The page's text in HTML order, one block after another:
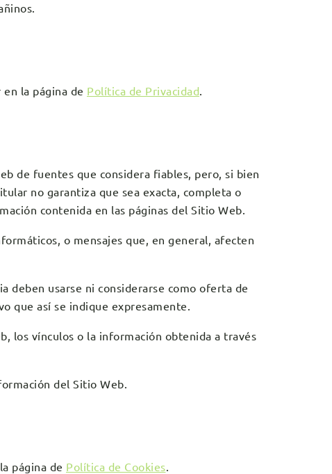
la página de Política de Privacidad.
de fuentes que considera fiables, pero, si bien
no garantiza que sea exacta, completa o
contenida en las páginas del Sitio Web.
o mensajes que, en general, afecten
deben usarse ni considerarse como oferta de
que así se indique expresamente.
los vínculos o la información obtenida a través
del Sitio Web.
página de Política de Cookies.